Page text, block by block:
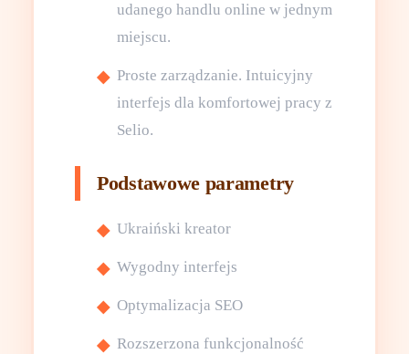
udanego handlu online w jednym
miejscu.
Proste zarządzanie. Intuicyjny
interfejs dla komfortowej pracy z
Selio.
Podstawowe parametry
Ukraiński kreator
Wygodny interfejs
Optymalizacja SEO
Rozszerzona funkcjonalność